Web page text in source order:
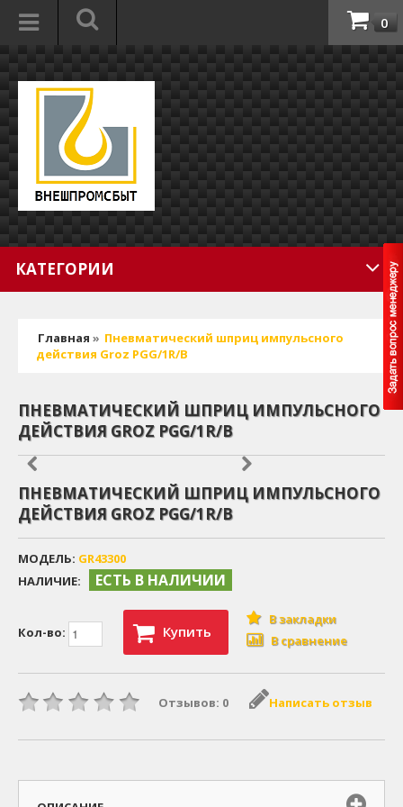
0
КАТЕГОРИИ
Главная » Пневматический шприц импульсного
действия Groz PGG/1R/B
ПНЕВМАТИЧЕСКИЙ ШПРИЦ ИМПУЛЬСНОГО
ДЕЙСТВИЯ GROZ PGG/1R/B
ПНЕВМАТИЧЕСКИЙ ШПРИЦ ИМПУЛЬСНОГО
ДЕЙСТВИЯ GROZ PGG/1R/B
МОДЕЛЬ: GR43300
НАЛИЧИЕ:
ЕСТЬ В НАЛИЧИИ
Кол-во: Купить
В закладки
В сравнение
Отзывов: 0 Написать отзыв